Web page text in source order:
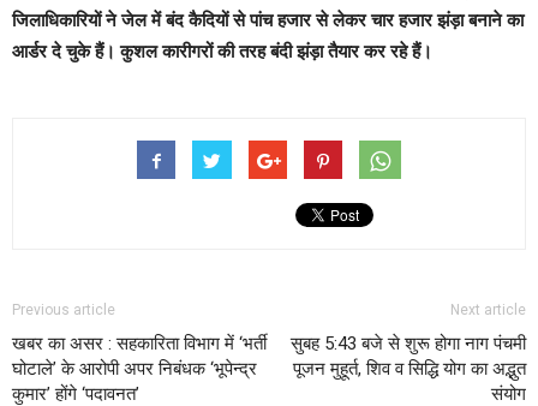
जिलाधिकारियों ने जेल में बंद कैदियों से पांच हजार से लेकर चार हजार झंड़ा बनाने का
आर्डर दे चुके हैं। कुशल कारीगरों की तरह बंदी झंड़ा तैयार कर रहे हैं।
Previous article
खबर का असर : सहकारिता विभाग में ‘भर्ती
घोटाले’ के आरोपी अपर निबंधक ‘भूपेन्द्र
कुमार’ होंगे ‘पदावनत’
Next article
सुबह 5:43 बजे से शुरू होगा नाग पंचमी
पूजन मुहूर्त, शिव व सिद्धि योग का अद्भुत
संयोग